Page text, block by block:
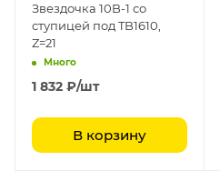
Звездочка 10B-1 со
ступицей под TB1610,
Z=21
Много
1 832 ₽/шт
В корзину